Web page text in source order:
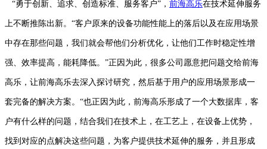
“勇于创新、追求、创造标准、服务客户”， 前海高乐在技术延伸服务
上不断推陈出新。“客户原来的设备功能性能上的落后以及在应用场景
中存在那些问题，我们就会帮他们分析优化，让他们工作时稳定性增
强、效率提高，能耗降低。”正因为此，很多公司愿意把问题交给前海
高乐，让前海高乐去深入探讨研究，然后基于用户的应用场景形成一
套完备的解决方案。“也正因为此，前海高乐形成了一个大数据库，客
户有什么样的问题，结合我们在技术上，在工艺上，在设备上优势，
找到对应的点解决这些问题，为客户提供技术延伸的服务，并且形成